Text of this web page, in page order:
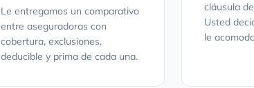
Le entregamos un comparativo
entre aseguradoras con
cobertura, exclusiones,
deducible y prima de cada una.
cláusula
Usted
le